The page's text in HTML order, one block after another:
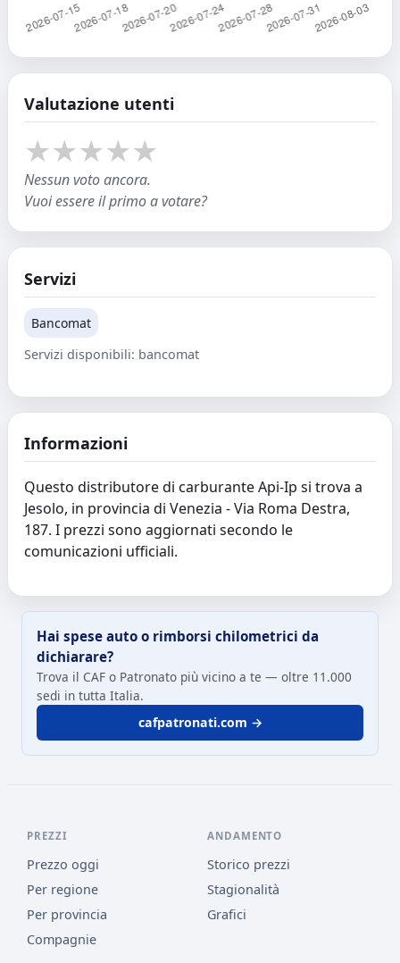
Valutazione utenti
★★★★★
Nessun voto ancora.
Vuoi essere il primo a votare?
Servizi
Bancomat
Servizi disponibili: bancomat
Informazioni
Questo distributore di carburante Api-Ip si trova a
Jesolo, in provincia di Venezia - Via Roma Destra,
187. I prezzi sono aggiornati secondo le
comunicazioni ufficiali.
Hai spese auto o rimborsi chilometrici da
dichiarare?
Trova il CAF o Patronato più vicino a te — oltre 11.000
sedi in tutta Italia.
cafpatronati.com →
PREZZI
Prezzo oggi
Per regione
Per provincia
Compagnie
ANDAMENTO
Storico prezzi
Stagionalità
Grafici